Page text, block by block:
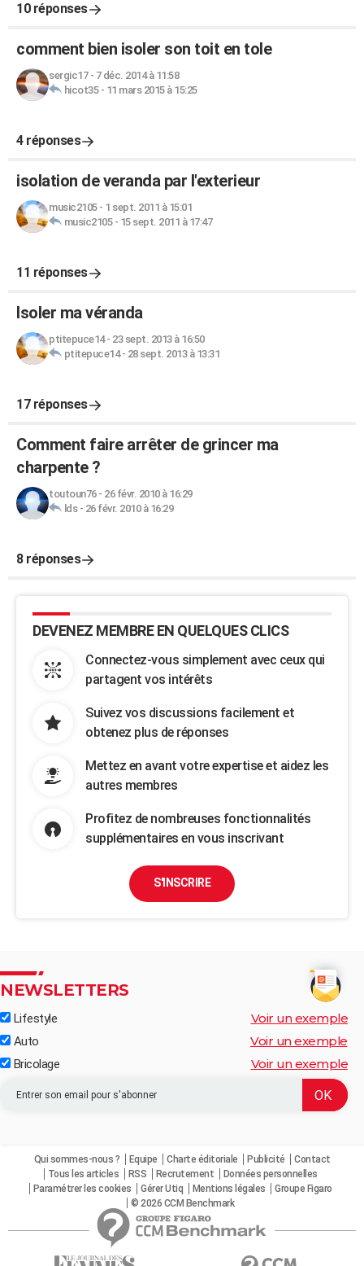
10 réponses
comment bien isoler son toit en tole
sergic17- 7 déc. 2014 à 11:58
hicot35- 11 mars 2015 à 15:25
4 réponses
isolation de veranda par l'exterieur
music2105- 1 sept. 2011 à 15:01
music2105- 15 sept. 2011 à 17:47
11 réponses
Isoler ma véranda
ptitepuce14- 23 sept. 2013 à 16:50
ptitepuce14- 28 sept. 2013 à 13:31
17 réponses
Comment faire arrêter de grincer ma
charpente ?
toutoun76- 26 févr. 2010 à 16:29
lds- 26 févr. 2010 à 16:29
8 réponses
DEVENEZ MEMBRE EN QUELQUES CLICS
Connectez-vous simplement avec ceux qui
partagent vos intérêts
Suivez vos discussions facilement et
obtenez plus de réponses
Mettez en avant votre expertise et aidez les
autres membres
Profitez de nombreuses fonctionnalités
supplémentaires en vous inscrivant
S'INSCRIRE
NEWSLETTERS
Lifestyle Voir un exemple
Auto Voir un exemple
Bricolage Voir un exemple
Qui sommes-nous ? Equipe Charte éditoriale Publicité
Contact
Tous les articles
RSS Recrutement
Données personnelles
Paramétrer les cookies
Gérer Utiq Mentions légales
Groupe Figaro
© 2026 CCM Benchmark